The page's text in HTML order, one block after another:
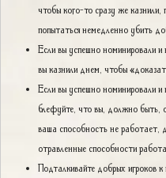
чтобы кого-то сразу же казнили,
попытаться немедленно убить
Если вы успешно номинировали и
вы казнили днем, чтобы
Если вы успешно номинировали и
блефуйте, что вы, должно быть,
ваша способность не работает,
отравленные способности
Подталкивайте добрых игроков